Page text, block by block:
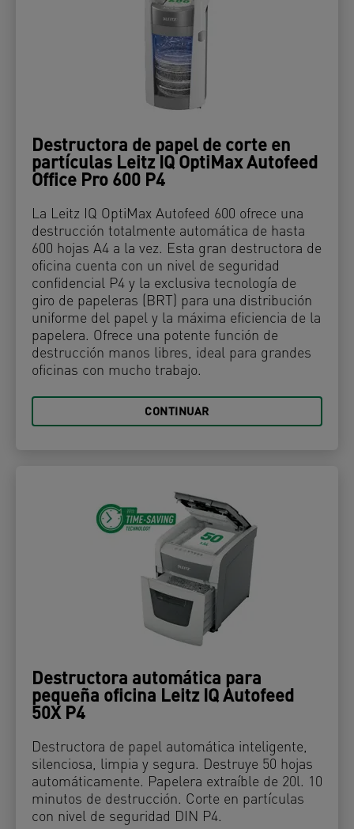
Destructora de papel de corte en
partículas Leitz IQ OptiMax Autofeed
Office Pro 600 P4
La Leitz IQ OptiMax Autofeed 600 ofrece una
destrucción totalmente automática de hasta
600 hojas A4 a la vez. Esta gran destructora de
oficina cuenta con un nivel de seguridad
confidencial P4 y la exclusiva tecnología de
giro de papeleras (BRT) para una distribución
uniforme del papel y la máxima eficiencia de la
papelera. Ofrece una potente función de
destrucción manos libres, ideal para grandes
oficinas con mucho trabajo.
CONTINUAR
Destructora automática para
pequeña oficina Leitz IQ Autofeed
50X P4
Destructora de papel automática inteligente,
silenciosa, limpia y segura. Destruye 50 hojas
automáticamente. Papelera extraíble de 20l. 10
minutos de destrucción. Corte en partículas
con nivel de seguridad DIN P4.